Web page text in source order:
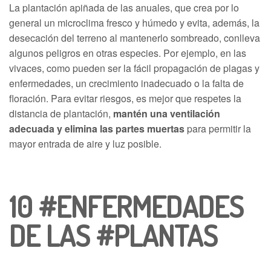
La plantación apiñada de las anuales, que crea por lo
general un microclima fresco y húmedo y evita, además, la
desecación del terreno al mantenerlo sombreado, conlleva
algunos peligros en otras especies. Por ejemplo, en las
vivaces, como pueden ser la fácil propagación de plagas y
enfermedades, un crecimiento inadecuado o la falta de
floración. Para evitar riesgos, es mejor que respetes la
distancia de plantación, mantén una ventilación
adecuada y elimina las partes muertas para permitir la
mayor entrada de aire y luz posible.
10 #ENFERMEDADES
DE LAS #PLANTAS